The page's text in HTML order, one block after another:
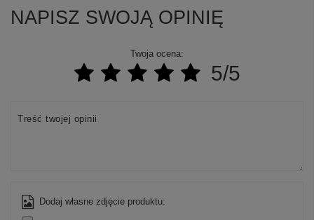
NAPISZ SWOJĄ OPINIĘ
Twoja ocena:
5/5
Treść twojej opinii
Dodaj własne zdjęcie produktu: